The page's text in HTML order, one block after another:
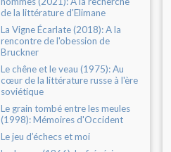
de la littérature d'Elimane
La Vigne Écarlate (2018): A la
rencontre de l'obession de
Bruckner
Le chêne et le veau (1975): Au
cœur de la littérature russe à l'ère
soviétique
Le grain tombé entre les meules
(1998): Mémoires d'Occident
Le jeu d’échecs et moi